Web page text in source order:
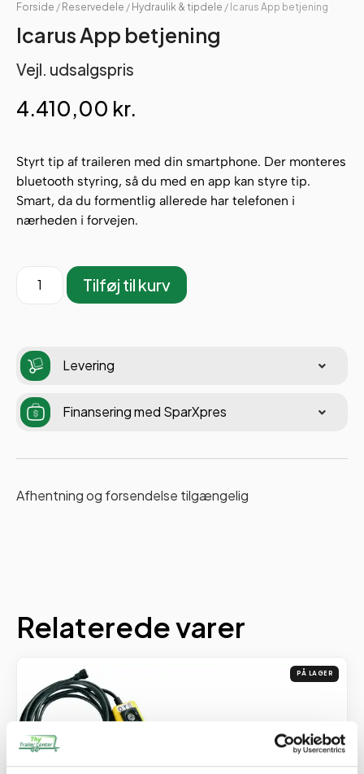
Forside / Reservedele / Hydraulik & tipdele / Icarus App betjening
Icarus App betjening
Vejl. udsalgspris
4.410,00 kr.
Styrt tip af traileren med din smartphone. Der monteres
bluetooth styring, så du med en app kan styre tip.
Smart, da du formentlig allerede har telefonen i
nærheden i forvejen.
Tilføj til kurv
Levering
Finansering med SparXpres
Afhentning og forsendelse tilgængelig
Relaterede varer
PÅ LAGER